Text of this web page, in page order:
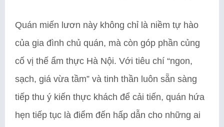
Quán miến lươn này không chỉ là niềm tự hào
của gia đình chủ quán, mà còn góp phần củng
cố vị thế ẩm thực Hà Nội. Với tiêu chí “ngon,
sạch, giá vừa tầm” và tinh thần luôn sẵn sàng
tiếp thu ý kiến thực khách để cải tiến, quán hứa
hẹn tiếp tục là điểm đến hấp dẫn cho những ai